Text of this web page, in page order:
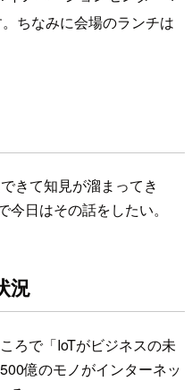
ちなみに会場のランチは
きて知見が溜まってき
日はその話をしたい。
況
ろで「IoTがビジネスの未
億のモノがインターネッ